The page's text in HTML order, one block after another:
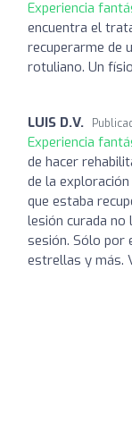
Experiencia
encuentra el
recuperarme de
rotuliano. Un
LUIS D.V.
Experiencia
de hacer
de la
que estaba
lesión curada no
sesión. Sólo por
estrellas y más.